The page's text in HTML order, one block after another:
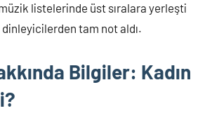
listelerinde üst sıralara yerleşti
dinleyicilerden tam not aldı.
Bilgiler: Kadın